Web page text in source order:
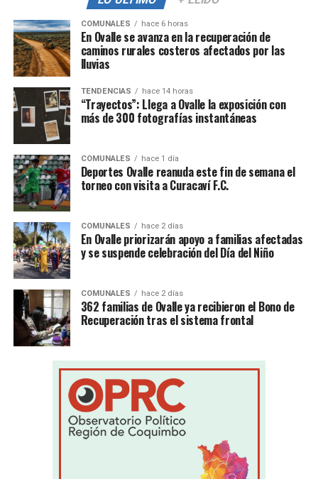
COMUNALES hace 6 horas
En Ovalle se avanza en la recuperación de
caminos rurales costeros afectados por las
lluvias
TENDENCIAS hace 14 horas
“Trayectos”: Llega a Ovalle la exposición con
más de 300 fotografías instantáneas
COMUNALES hace 1 día
Deportes Ovalle reanuda este fin de semana el
torneo con visita a Curacaví F.C.
COMUNALES hace 2 días
En Ovalle priorizarán apoyo a familias afectadas
y se suspende celebración del Día del Niño
COMUNALES hace 2 días
362 familias de Ovalle ya recibieron el Bono de
Recuperación tras el sistema frontal